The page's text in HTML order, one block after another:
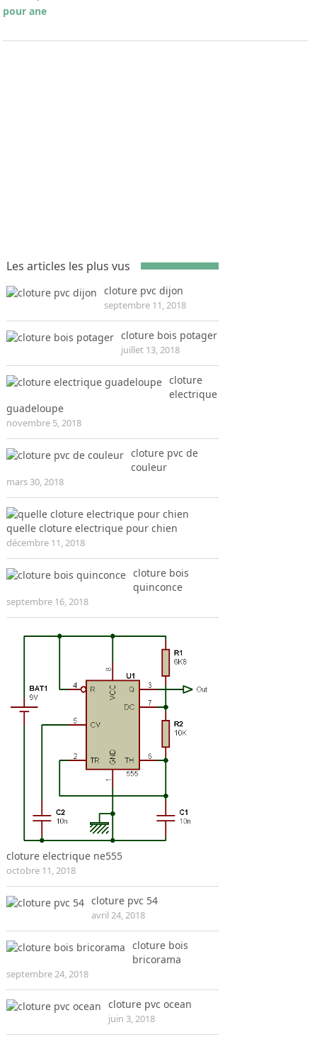
Les articles les plus vus
cloture pvc dijon
septembre 11, 2018
cloture bois potager
juillet 13, 2018
cloture
electrique
guadeloupe
novembre 5, 2018
cloture pvc de
couleur
mars 30, 2018
quelle cloture electrique pour chien
décembre 11, 2018
cloture bois
quinconce
septembre 16, 2018
cloture electrique ne555
octobre 11, 2018
cloture pvc 54
avril 24, 2018
cloture bois
bricorama
septembre 24, 2018
cloture pvc ocean
juin 3, 2018